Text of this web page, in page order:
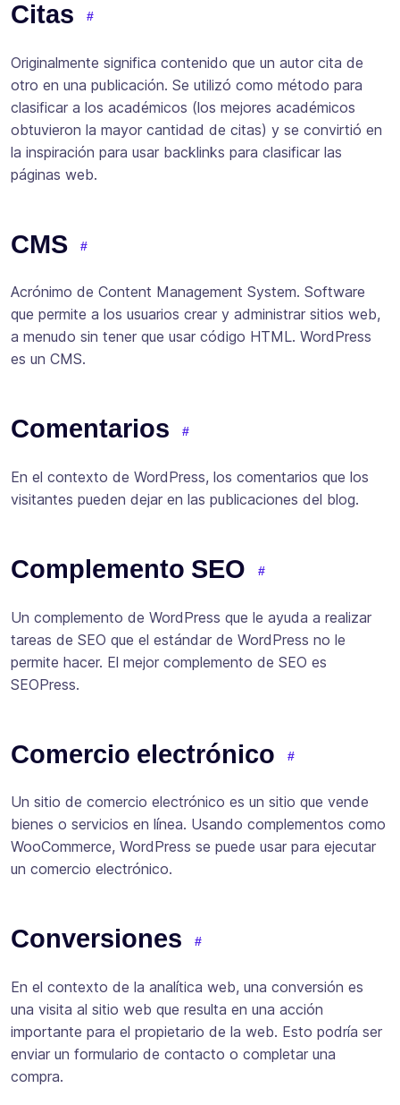
Citas
Originalmente significa contenido que un autor cita de
otro en una publicación. Se utilizó como método para
clasificar a los académicos (los mejores académicos
obtuvieron la mayor cantidad de citas) y se convirtió en
la inspiración para usar backlinks para clasificar las
páginas web.
CMS
Acrónimo de Content Management System. Software
que permite a los usuarios crear y administrar sitios web,
a menudo sin tener que usar código HTML. WordPress
es un CMS.
Comentarios
En el contexto de WordPress, los comentarios que los
visitantes pueden dejar en las publicaciones del blog.
Complemento SEO
Un complemento de WordPress que le ayuda a realizar
tareas de SEO que el estándar de WordPress no le
permite hacer. El mejor complemento de SEO es
SEOPress.
Comercio electrónico
Un sitio de comercio electrónico es un sitio que vende
bienes o servicios en línea. Usando complementos como
WooCommerce, WordPress se puede usar para ejecutar
un comercio electrónico.
Conversiones
En el contexto de la analítica web, una conversión es
una visita al sitio web que resulta en una acción
importante para el propietario de la web. Esto podría ser
enviar un formulario de contacto o completar una
compra.